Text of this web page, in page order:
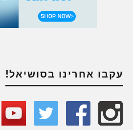
עקבו אחרינו בסושיאל!